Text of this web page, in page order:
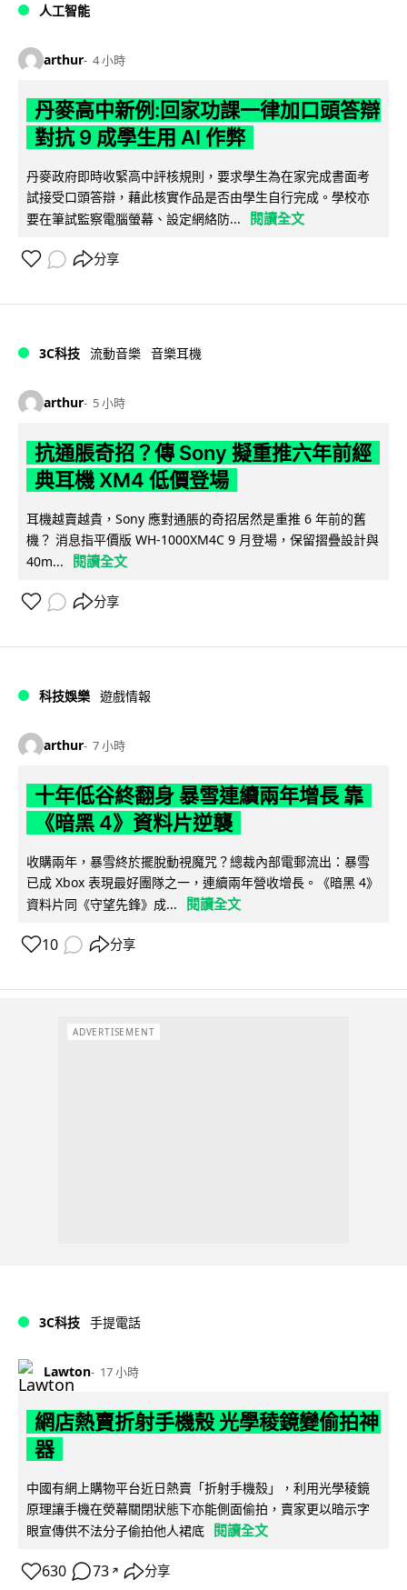
人工智能
arthur 4 小時
丹麥高中新例:回家功課一律加口頭答辯
對抗 9 成學生用 AI 作弊
丹麥政府即時收緊高中評核規則，要求學生為在家完成書面考
試接受口頭答辯，藉此核實作品是否由學生自行完成。學校亦
要在筆試監察電腦螢幕、設定網絡防...
閱讀全文
分享
3C科技 流動音樂 音樂耳機
arthur 5 小時
抗通脹奇招？傳 Sony 擬重推六年前經
典耳機 XM4 低價登場
耳機越賣越貴，Sony 應對通脹的奇招居然是重推 6 年前的舊
機？ 消息指平價版 WH-1000XM4C 9 月登場，保留摺疊設計與
40m...
閱讀全文
分享
科技娛樂 遊戲情報
arthur 7 小時
十年低谷終翻身 暴雪連續兩年增長 靠
《暗黑 4》資料片逆襲
收購兩年，暴雪終於擺脫動視魔咒？總裁內部電郵流出：暴雪
已成 Xbox 表現最好團隊之一，連續兩年營收增長。《暗黑 4》
資料片同《守望先鋒》成...
閱讀全文
10 分享
ADVERTISEMENT
3C科技 手提電話
Lawton 17 小時
網店熱賣折射手機殼 光學稜鏡變偷拍神
器
中國有網上購物平台近日熱賣「折射手機殼」，利用光學稜鏡
原理讓手機在熒幕關閉狀態下亦能側面偷拍，賣家更以暗示字
眼宣傳供不法分子偷拍他人裙底 閱讀全文
630 73 ↗ 分享